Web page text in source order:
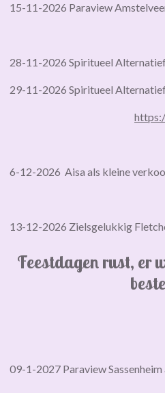
15-11-2026 Paraview
28-11-2026 Spiritueel
29-11-2026 Spiritueel
6-12-2026 Aisa als kleine
13-12-2026 Zielsgelukkig
Feestdagen rust, er
09-1-2027 Paraview